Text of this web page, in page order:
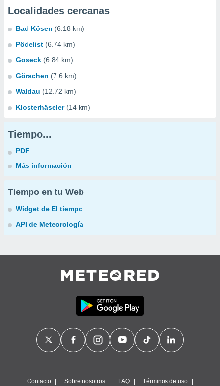
Localidades cercanas
Bad Kösen (6.18 km)
Pödelist (6.74 km)
Goseck (6.84 km)
Görschen (7.6 km)
Waldau (12.72 km)
Klosterhäseler (14 km)
Tiempo...
PDF
Más información
Tiempo en tu Web
Widget de El tiempo
API de Meteorología
Contacto Sobre nosotros FAQ Términos de uso